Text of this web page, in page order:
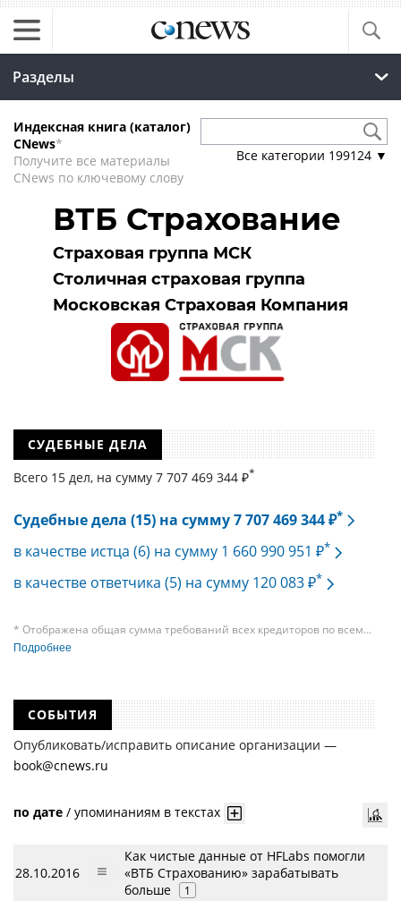
Разделы
Индексная книга (каталог)
CNews*
Получите все материалы
CNews по ключевому слову
Все категории 199124 ▼
ВТБ Страхование
Страховая группа МСК
Столичная страховая группа
Московская Страховая Компания
СУДЕБНЫЕ ДЕЛА
Всего 15 дел, на cумму 7 707 469 344 ₽*
Судебные дела (15) на сумму 7 707 469 344 ₽*
в качестве истца (6) на сумму 1 660 990 951 ₽*
в качестве ответчика (5) на сумму 120 083 ₽*
* Отображена общая сумма требований всех кредиторов по всем
судебным делам, в рамках которых компания подавала требования
в одном таком деле может быть несколько десятков, а размеры сумм
требований одних могут быть больше или меньше размеров
Подробнее
СОБЫТИЯ
Опубликовать/исправить описание организации —
book@cnews.ru
по дате / упоминаниям в текстах
28.10.2016
Как чистые данные от HFLabs помогли
«ВТБ Страхованию» зарабатывать
больше
1